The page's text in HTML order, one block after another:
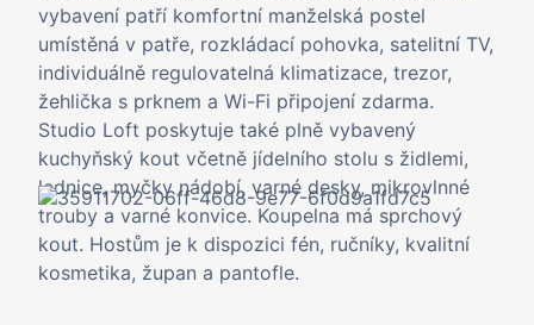
vybavení patří komfortní manželská postel
umístěná v patře, rozkládací pohovka, satelitní TV,
individuálně regulovatelná klimatizace, trezor,
žehlička s prknem a Wi-Fi připojení zdarma.
Studio Loft poskytuje také plně vybavený
kuchyňský kout včetně jídelního stolu s židlemi,
lednice, myčky nádobí, varné desky, mikrovlnné
trouby a varné konvice. Koupelna má sprchový
kout. Hostům je k dispozici fén, ručníky, kvalitní
kosmetika, župan a pantofle.